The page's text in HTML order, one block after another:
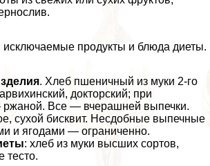
продукты и блюда диеты.
. Хлеб пшеничный из муки 2-го
докторский; при
Все — вчерашней выпечки.
сухой бисквит. Несдобные выпечные
и ягодами — ограниченно.
: хлеб из муки высших сортов,
тесто.